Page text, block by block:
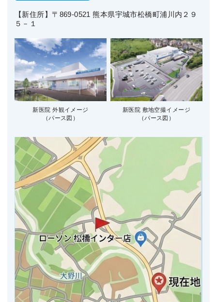
【新住所】〒869-0521 熊本県宇城市松橋町浦川内２９
５－１
新医院 外観イメージ
（パース図）
新医院 敷地空撮イメージ
（パース図）